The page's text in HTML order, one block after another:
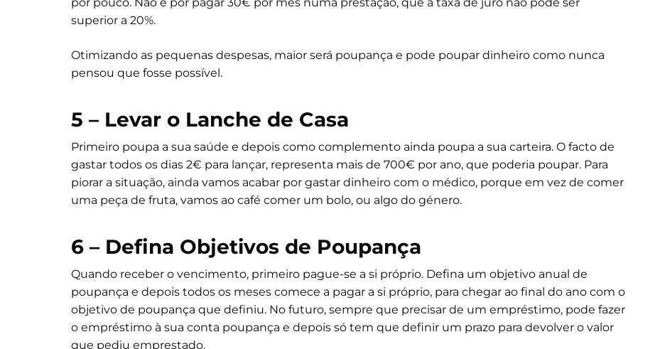
superior a 20%.
Otimizando as pequenas despesas, maior será poupança e pode poupar dinheiro como nunca
pensou que fosse possível.
5 – Levar o Lanche de Casa
Primeiro poupa a sua saúde e depois como complemento ainda poupa a sua carteira. O facto de
gastar todos os dias 2€ para lançar, representa mais de 700€ por ano, que poderia poupar. Para
piorar a situação, ainda vamos acabar por gastar dinheiro com o médico, porque em vez de comer
uma peça de fruta, vamos ao café comer um bolo, ou algo do género.
6 – Defina Objetivos de Poupança
Quando receber o vencimento, primeiro pague-se a si próprio. Defina um objetivo anual de
poupança e depois todos os meses comece a pagar a si próprio, para chegar ao final do ano com o
objetivo de poupança que definiu. No futuro, sempre que precisar de um empréstimo, pode fazer
o empréstimo à sua conta poupança e depois só tem que definir um prazo para devolver o valor
que pediu emprestado.